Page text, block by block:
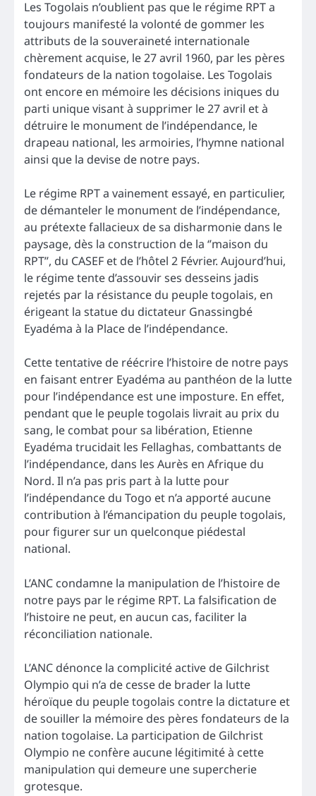
Les Togolais n’oublient pas que le régime RPT a
toujours manifesté la volonté de gommer les
attributs de la souveraineté internationale
chèrement acquise, le 27 avril 1960, par les pères
fondateurs de la nation togolaise. Les Togolais
ont encore en mémoire les décisions iniques du
parti unique visant à supprimer le 27 avril et à
détruire le monument de l’indépendance, le
drapeau national, les armoiries, l’hymne national
ainsi que la devise de notre pays.
Le régime RPT a vainement essayé, en particulier,
de démanteler le monument de l’indépendance,
au prétexte fallacieux de sa disharmonie dans le
paysage, dès la construction de la ‘’maison du
RPT’’, du CASEF et de l’hôtel 2 Février. Aujourd’hui,
le régime tente d’assouvir ses desseins jadis
rejetés par la résistance du peuple togolais, en
érigeant la statue du dictateur Gnassingbé
Eyadéma à la Place de l’indépendance.
Cette tentative de réécrire l’histoire de notre pays
en faisant entrer Eyadéma au panthéon de la lutte
pour l’indépendance est une imposture. En effet,
pendant que le peuple togolais livrait au prix du
sang, le combat pour sa libération, Etienne
Eyadéma trucidait les Fellaghas, combattants de
l’indépendance, dans les Aurès en Afrique du
Nord. Il n’a pas pris part à la lutte pour
l’indépendance du Togo et n’a apporté aucune
contribution à l’émancipation du peuple togolais,
pour figurer sur un quelconque piédestal
national.
L’ANC condamne la manipulation de l’histoire de
notre pays par le régime RPT. La falsification de
l’histoire ne peut, en aucun cas, faciliter la
réconciliation nationale.
L’ANC dénonce la complicité active de Gilchrist
Olympio qui n’a de cesse de brader la lutte
héroïque du peuple togolais contre la dictature et
de souiller la mémoire des pères fondateurs de la
nation togolaise. La participation de Gilchrist
Olympio ne confère aucune légitimité à cette
manipulation qui demeure une supercherie
grotesque.